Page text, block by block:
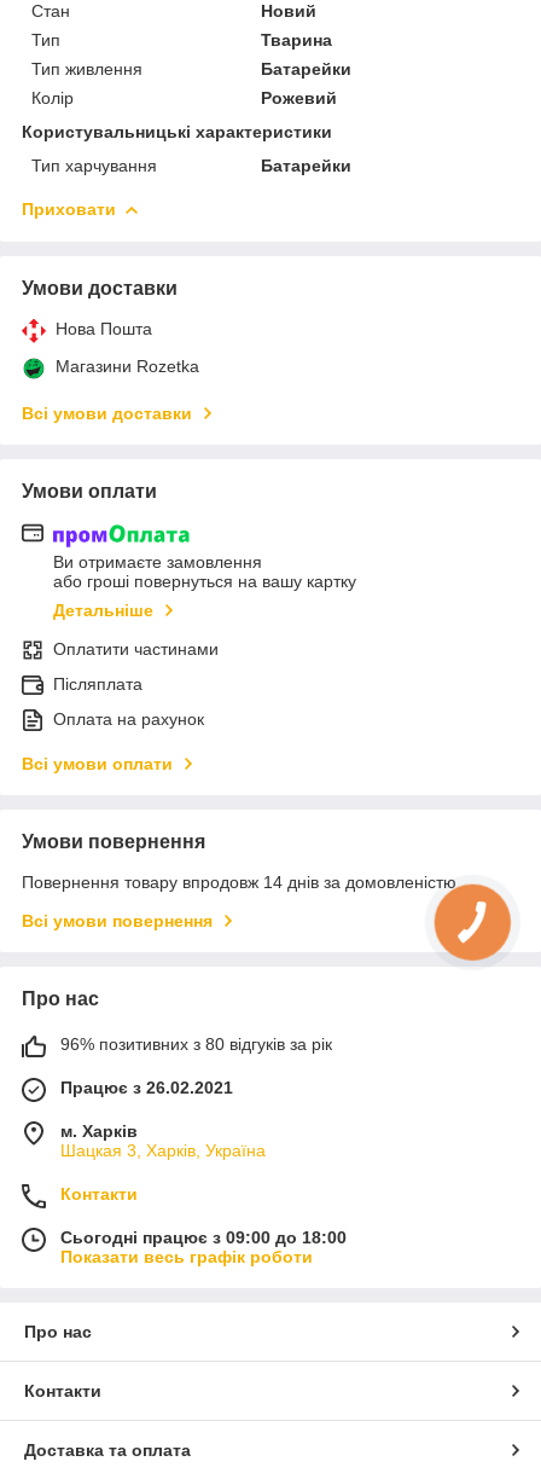
Стан
Новий
Тип
Тварина
Тип живлення
Батарейки
Колір
Рожевий
Користувальницькі характеристики
Тип харчування
Батарейки
Приховати
Умови доставки
Нова Пошта
Магазини Rozetka
Всі умови доставки
Умови оплати
Ви отримаєте замовлення
або гроші повернуться на вашу картку
Детальніше
Оплатити частинами
Післяплата
Оплата на рахунок
Всі умови оплати
Умови повернення
Повернення товару впродовж 14 днів за домовленістю
Всі умови повернення
Про нас
96% позитивних з 80 відгуків за рік
Працює з 26.02.2021
м. Харків
Шацкая 3, Харків, Україна
Контакти
Сьогодні працює з 09:00 до 18:00
Показати весь графік роботи
Про нас
Контакти
Доставка та оплата